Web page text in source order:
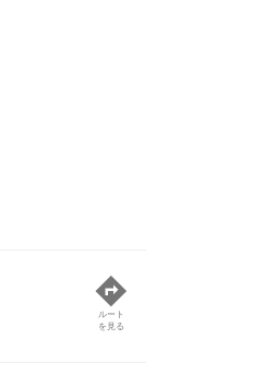
ルート
を見る